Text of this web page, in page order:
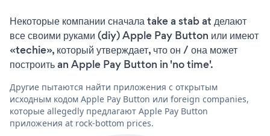
Некоторые компании сначала take a stab at делают
все своими руками (diy) Apple Pay Button или имеют
«techie», который утверждает, что он / она может
построить an Apple Pay Button in 'no time'.
Другие пытаются найти приложения с открытым
исходным кодом Apple Pay Button или foreign companies,
которые allegedly предлагают Apple Pay Button
приложения at rock-bottom prices.